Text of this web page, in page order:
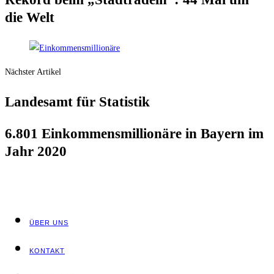
die Welt
Nächster Artikel
Lan­des­amt für Statistik
6.801 Ein­kom­mens­mil­lio­nä­re in Bay­ern im
Jahr 2020
ÜBER UNS
KON­TAKT